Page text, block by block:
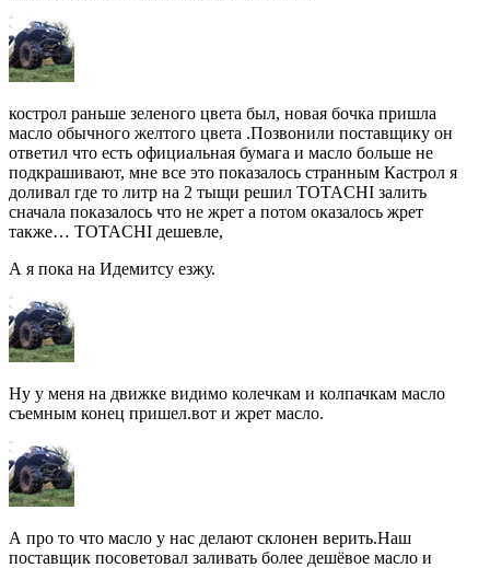
кострол раньше зеленого цвета был, новая бочка пришла
масло обычного желтого цвета .Позвонили поставщику он
ответил что есть официальная бумага и масло больше не
подкрашивают, мне все это показалось странным Кастрол я
доливал где то литр на 2 тыщи решил TOTACHI залить
сначала показалось что не жрет а потом оказалось жрет
также… TOTACHI дешевле,
А я пока на Идемитсу езжу.
Ну у меня на движке видимо колечкам и колпачкам масло
съемным конец пришел.вот и жрет масло.
А про то что масло у нас делают склонен верить.Наш
поставщик посоветовал заливать более дешёвое масло и